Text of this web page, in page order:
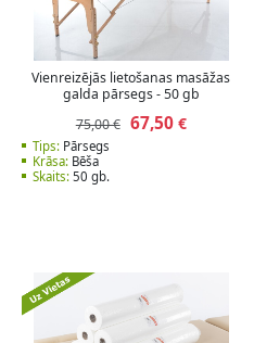
Vienreizējās lietošanas masāžas
galda pārsegs - 50 gb
75,00 € 67,50€
Tips: Pārsegs
Krāsa: Bēša
Skaits: 50 gb.